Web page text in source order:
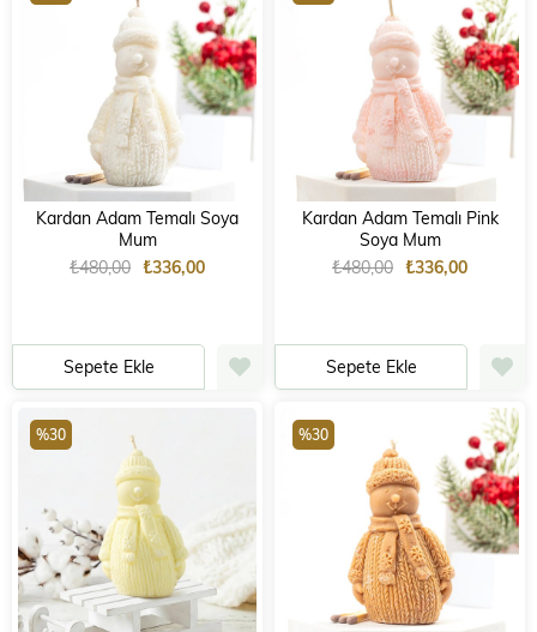
Kardan Adam Temalı Soya
Mum
₺336,00
₺480,00
Sepete Ekle
Kardan Adam Temalı Pink
Soya Mum
₺336,00
₺480,00
Sepete Ekle
%30 %30